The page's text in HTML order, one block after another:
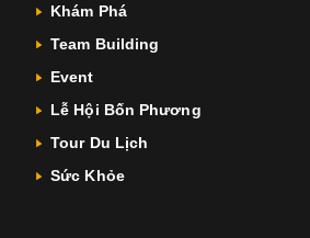
Khám Phá
Team Building
Event
Lễ Hội Bốn Phương
Tour Du Lịch
Sức Khỏe